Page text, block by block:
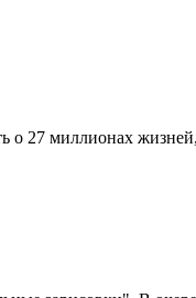
о 27 миллионах